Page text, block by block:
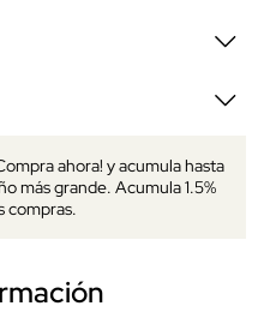
ahora! y acumula hasta
más grande. Acumula 1.5%
compras.